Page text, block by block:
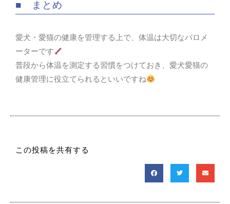
■ まとめ
愛犬・愛猫の健康を管理する上で、体温は大切なバロメ
ーターです
普段から体温を測定する習慣をつけておき、愛犬愛猫の
健康管理に役立てられるといいですね
この投稿を共有する